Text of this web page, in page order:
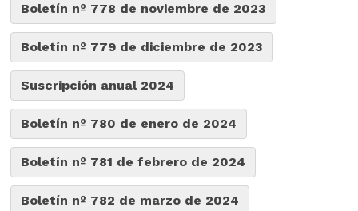
Boletín nº 778 de noviembre de 2023
Boletín nº 779 de diciembre de 2023
Suscripción anual 2024
Boletín nº 780 de enero de 2024
Boletín nº 781 de febrero de 2024
Boletín nº 782 de marzo de 2024